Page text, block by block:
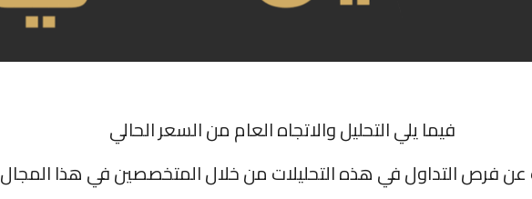
فيما يلي التحليل والاتجاه العام من السعر الحالي
عن فرص التداول في هذه التحليلات من خلال المتخصصين في هذا المجال